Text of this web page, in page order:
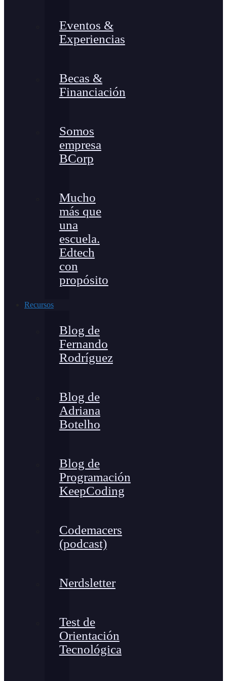
Eventos &
Experiencias
Becas &
Financiación
Somos
empresa
BCorp
Mucho
más que
una
escuela.
Edtech
con
propósito
Recursos
Blog de
Fernando
Rodríguez
Blog de
Adriana
Botelho
Blog de
Programación
KeepCoding
Codemacers
(podcast)
Nerdsletter
Test de
Orientación
Tecnológica